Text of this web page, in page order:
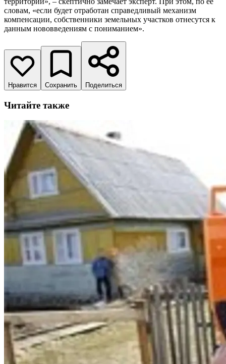
словам, «если будет отработан справедливый механизм
компенсации, собственники земельных участков отнесутся к
данным нововведениям с пониманием».
Нравится Сохранить Поделиться
Читайте также